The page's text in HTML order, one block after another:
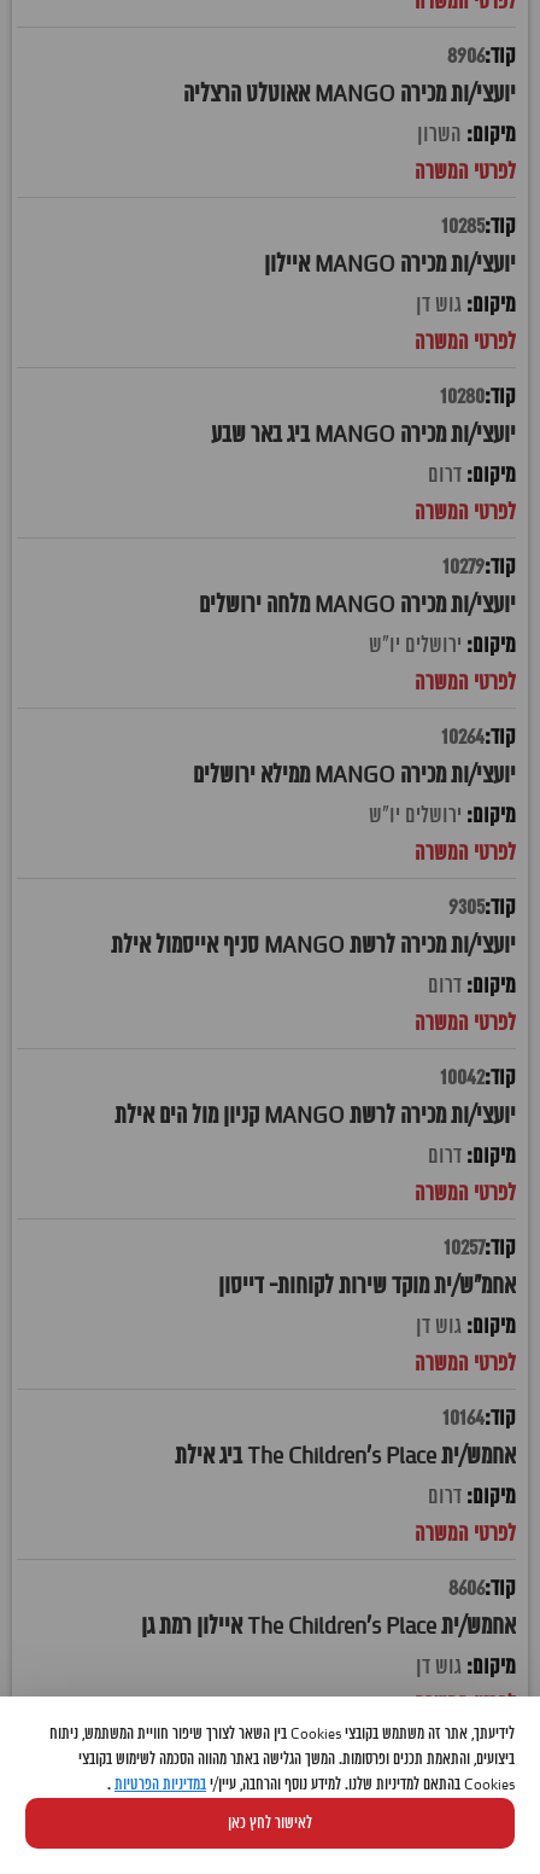
8906
יועצי/ות מכירה MANGO אאוטלט הרצליה
השרון
10285
יועצי/ות מכירה MANGO איילון
גוש דן
10280
יועצי/ות מכירה MANGO ביג באר שבע
דרום
10279
יועצי/ות מכירה MANGO מלחה ירושלים
ירושלים יו"ש
10264
יועצי/ות מכירה MANGO ממילא ירושלים
ירושלים יו"ש
9305
יועצי/ות מכירה לרשת MANGO סניף אייסמול אילת
דרום
10042
יועצי/ות מכירה לרשת MANGO קניון מול הים אילת
דרום
10257
אחמ"ש/ית מוקד שירות לקוחות- דייסון
גוש דן
10164
אחמש/ית The Children's Place ביג אילת
דרום
8606
אחמש/ית The Children's Place איילון רמת גן
גוש דן
10336
אחמש/ית The Children's Place איקאה קריית אתא
לידיעתך, אתר זה משתמש בקובצי Cookies בין השאר לצורך שיפור חוויית המשתמש, ניתוח
ביצועים, והתאמת תכנים ופרסומות. המשך הגלישה באתר מהווה הסכמה לשימוש בקובצי
Cookies בהתאם למדיניות שלנו. למידע נוסף והרחבה, עיין/י
במדיניות הפרטיות .
לאישור לחץ כאן